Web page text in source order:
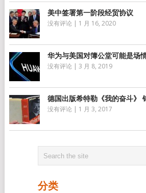
美中签署第一阶段经贸协议
没有评论 | 1 月 16, 2020
华为与美国对簿公堂可能是场
没有评论 | 3 月 8, 2019
德国出版希特勒《我的奋斗》
没有评论 | 1 月 3, 2017
分类